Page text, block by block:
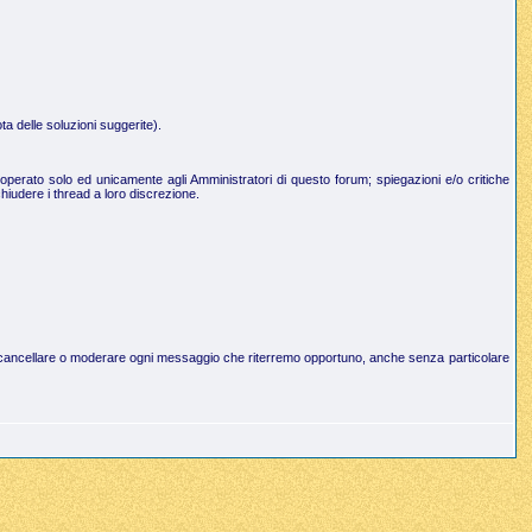
delle soluzioni suggerite).
solo ed unicamente agli Amministratori di questo forum; spiegazioni e/o critiche
i thread a loro discrezione.
o moderare ogni messaggio che riterremo opportuno, anche senza particolare